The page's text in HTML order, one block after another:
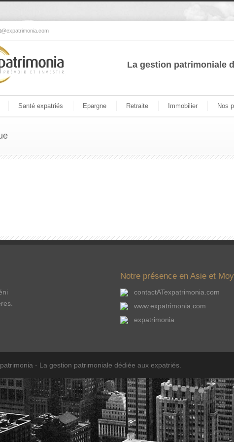
La gestion patrimoniale
Santé expatriés Epargne Retraite Immobilier Nos
Notre présence en Asie et
contactATexpatrimonia.com
www.expatrimonia.com
expatrimonia
- La gestion patrimoniale dédiée aux expatriés.